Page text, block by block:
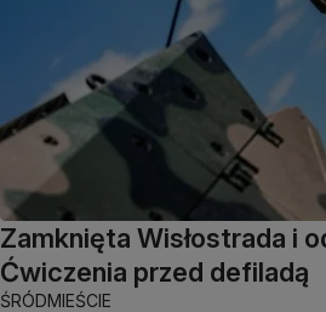
Zamknięta Wisłostrada i
Ćwiczenia przed defiladą
ŚRÓDMIEŚCIE